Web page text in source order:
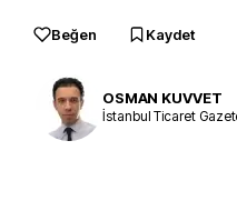
Beğen Kaydet
OSMAN KUVVET
İstanbul Ticaret